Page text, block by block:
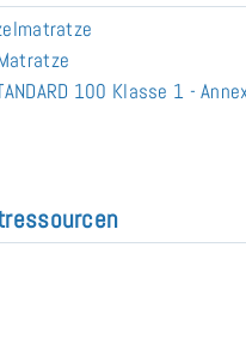
100 Klasse 1 -